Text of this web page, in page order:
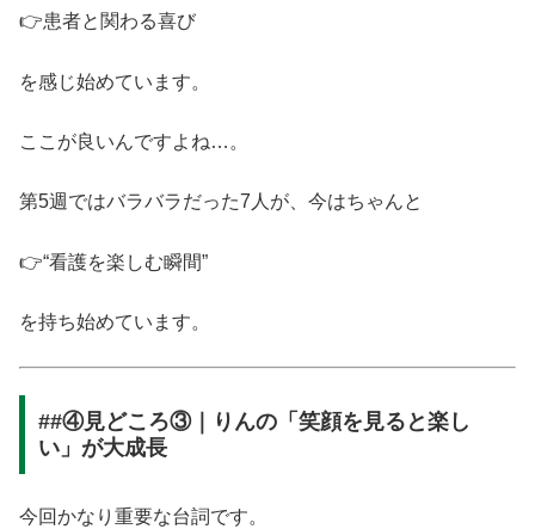
👉患者と関わる喜び
を感じ始めています。
ここが良いんですよね…。
第5週ではバラバラだった7人が、今はちゃんと
👉“看護を楽しむ瞬間”
を持ち始めています。
##④見どころ③｜りんの「笑顔を見ると楽し
い」が大成長
今回かなり重要な台詞です。